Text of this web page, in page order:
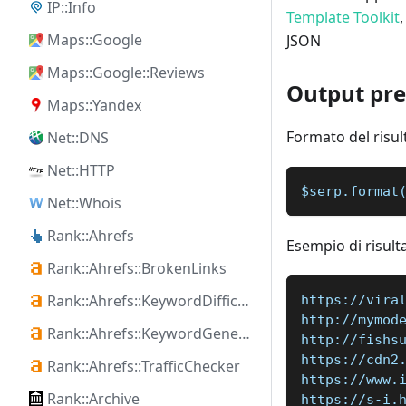
IP::Info
Maps::Google
Maps::Google::Reviews
Maps::Yandex
Net::DNS
Net::HTTP
Net::Whois
Rank::Ahrefs
Rank::Ahrefs::BrokenLinks
Rank::Ahrefs::KeywordDifficulty
Rank::Ahrefs::KeywordGenerator
Rank::Ahrefs::TrafficChecker
Rank::Archive
Template Toolkit
JSON
Output
Formato del
Esempio di
https://
http://
http://
https://
https://
https://s-